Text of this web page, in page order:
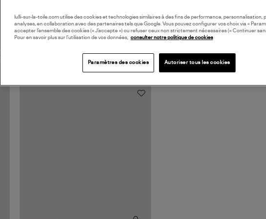
lulli-sur-la-toile.com utilise des cookies et technologies similaires à des fins de performance, personnalisation,
analyses, en collaboration avec des partenaires tels que Google. Vous pouvez configurer vos choix via «
accepter l’ensemble des cookies (« J’accepte ») ou refuser ceux non strictement nécessaires (« Continuer
Pour en savoir plus sur l’utilisation de vos données,
consulter notre politique de cookies
Paramètres des cookies Autoriser tous les cookies